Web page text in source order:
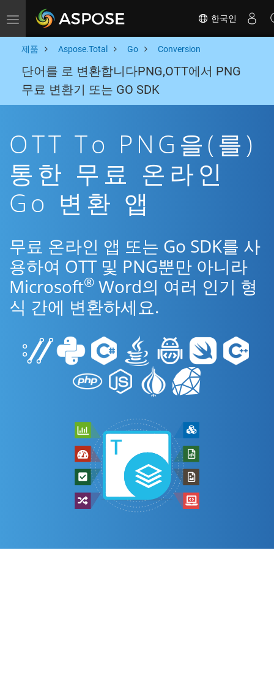
Toggle navigation 한국인
제품 Aspose.Total Go Conversion
단어를 로 변환합니다PNG,OTT에서 PNG
무료 변환기 또는 GO SDK
OTT To PNG을(를)
통한 무료 온라인
Go 변환 앱
무료 온라인 앱 또는 Go SDK를 사
용하여 OTT 및 PNG뿐만 아니라
Microsoft® Word의 여러 인기 형
식 간에 변환하세요.